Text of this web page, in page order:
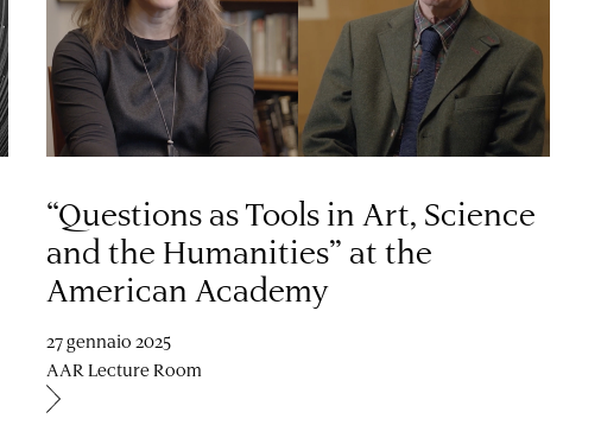
“Questions as Tools in Art, Science
and the Humanities” at the
American Academy
27 gennaio 2025
AAR Lecture Room